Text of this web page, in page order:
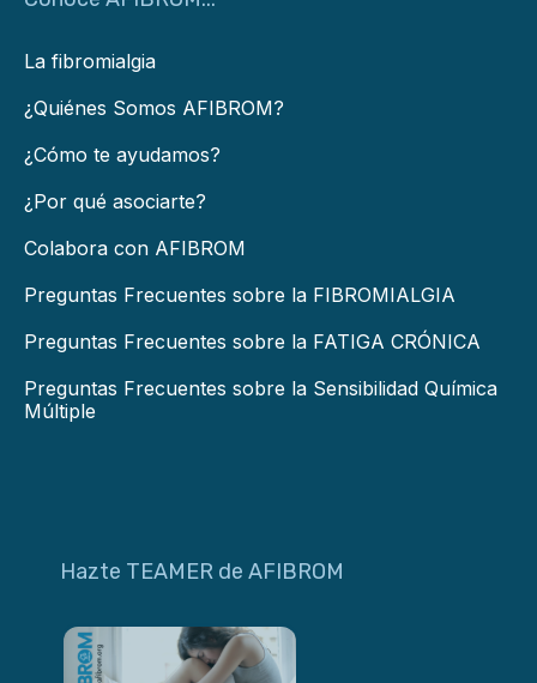
La fibromialgia
¿Quiénes Somos AFIBROM?
¿Cómo te ayudamos?
¿Por qué asociarte?
Colabora con AFIBROM
Preguntas Frecuentes sobre la FIBROMIALGIA
Preguntas Frecuentes sobre la FATIGA CRÓNICA
Preguntas Frecuentes sobre la Sensibilidad Química
Múltiple
Hazte TEAMER de AFIBROM